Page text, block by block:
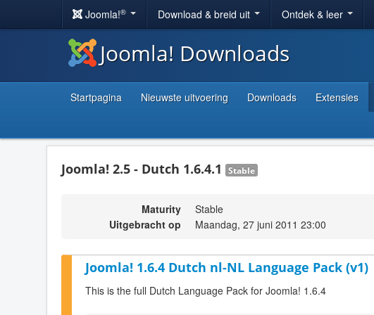
Joomla!® Download & breid uit Ontdek & leer
Joomla! Downloads
Startpagina Nieuwste uitvoering Downloads Extensies
Joomla! 2.5 - Dutch 1.6.4.1 Stable
Maturity
Stable
Uitgebracht op
Maandag, 27 juni 2011 23:00
Joomla! 1.6.4 Dutch nl-NL Language Pack (v1)
This is the full Dutch Language Pack for Joomla! 1.6.4